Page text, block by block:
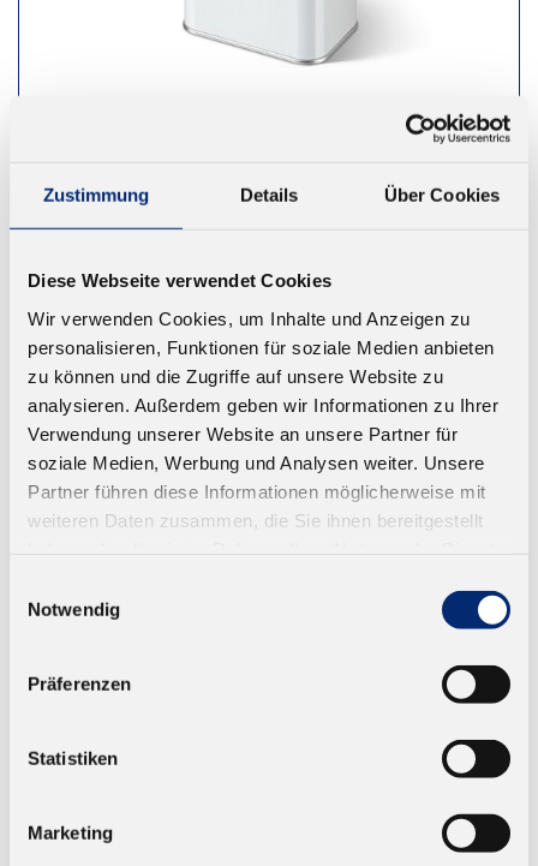
Zustimmung Details Über Cookies
Diese Webseite verwendet Cookies
Wir verwenden Cookies, um Inhalte und Anzeigen zu
personalisieren, Funktionen für soziale Medien anbieten
zu können und die Zugriffe auf unsere Website zu
analysieren. Außerdem geben wir Informationen zu Ihrer
Verwendung unserer Website an unsere Partner für
soziale Medien, Werbung und Analysen weiter. Unsere
Partner führen diese Informationen möglicherweise mit
weiteren Daten zusammen, die Sie ihnen bereitgestellt
Notwendig
Präferenzen
Statistiken
Marketing
Zum Reinigen starker Verschmutzungen.
Ab 68,76 € zzgl. MwSt.
ZUM WARENKORB